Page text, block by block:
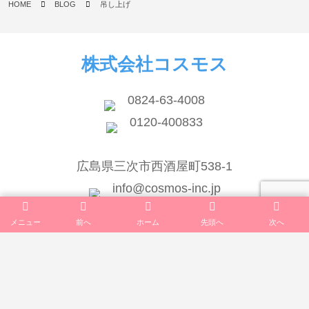
HOME BLOG 吊し上げ
株式会社コスモス
0824-63-4008
0120-400833
広島県三次市西酒屋町538-1
info@cosmos-inc.jp
メニュー 前へ ホーム 先頭へ 次へ